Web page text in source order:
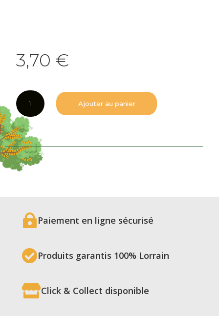
3,70 €
quantité
de
Eau
de
vie
de
Poire
Williams
une
étiquette
étain
Ajouter au panier
Paiement en ligne sécurisé
Produits garantis 100% Lorrain
Click & Collect disponible